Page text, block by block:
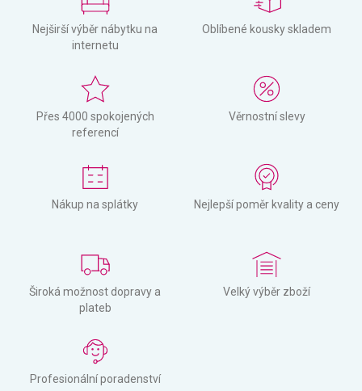
Nejširší výběr nábytku na
internetu
Oblíbené kousky skladem
Přes 4000 spokojených
referencí
Věrnostní slevy
Nákup na splátky Nejlepší poměr kvality a ceny
Široká možnost dopravy a
plateb
Velký výběr zboží
Profesionální poradenství